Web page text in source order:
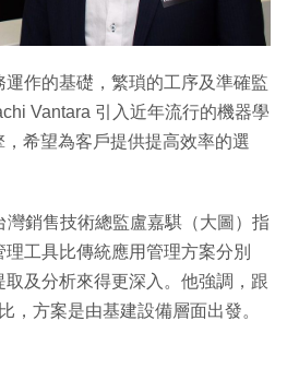
作的基礎，繁瑣的工序及準確監
Vantara 引入近年流行的機器學
希望為客戶提供提高效率的選
灣銷售技術總監盧嘉騏（大圖）指
工具比傳統應用管理方案分別
及分析來得更深入。他強調，跟
，方案是由基建設備層面出發。